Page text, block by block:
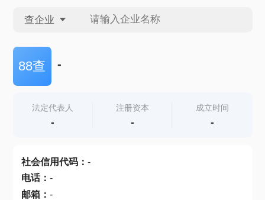
查企业
查企业
查产地
88查 -
法定代表人
-
注册资本
-
成立时间
-
社会信用代码： -
电话： -
邮箱： -